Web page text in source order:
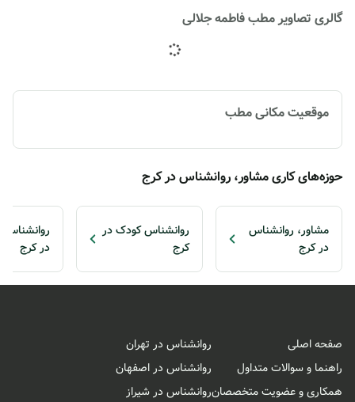
گالری تصاویر مطب فاطمه جلالی
موقعیت مکانی مطب
حوزه‌های کاری مشاور، روانشناس در کرج
مشاور، روانشناس
در کرج
روانشناس کودک در
کرج
روانشناس
در کرج
صفحه اصلی
راهنما و سوالات متداول
همکاری و عضویت متخصصان
روانشناس در تهران
روانشناس در اصفهان
روانشناس در شیراز